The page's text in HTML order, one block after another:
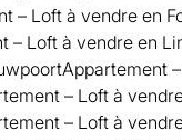
– Loft à vendre en
– Loft à vendre en
Appartement
– Loft à
– Loft à